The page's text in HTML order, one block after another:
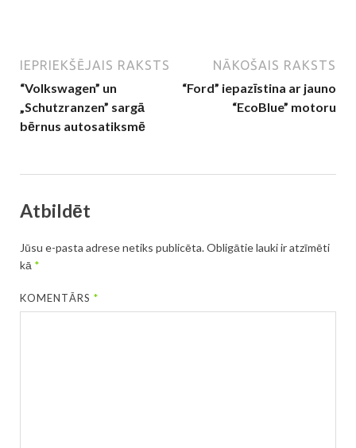
IEPRIEKŠĒJAIS RAKSTS
“Volkswagen” un
„Schutzranzen” sargā
bērnus autosatiksmē
NĀKOŠAIS RAKSTS
“Ford” iepazīstina ar jauno
“EcoBlue” motoru
Atbildēt
Jūsu e-pasta adrese netiks publicēta.Obligātie lauki ir atzīmēti
kā *
KOMENTĀRS*